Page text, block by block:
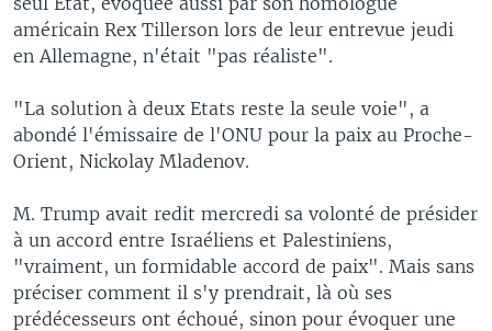
américain Rex Tillerson lors de leur entrevue jeudi
en Allemagne, n'était "pas réaliste".
"La solution à deux Etats reste la seule voie", a
abondé l'émissaire de l'ONU pour la paix au Proche-
Orient, Nickolay Mladenov.
M. Trump avait redit mercredi sa volonté de présider
à un accord entre Israéliens et Palestiniens,
"vraiment, un formidable accord de paix". Mais sans
préciser comment il s'y prendrait, là où ses
prédécesseurs ont échoué, sinon pour évoquer une